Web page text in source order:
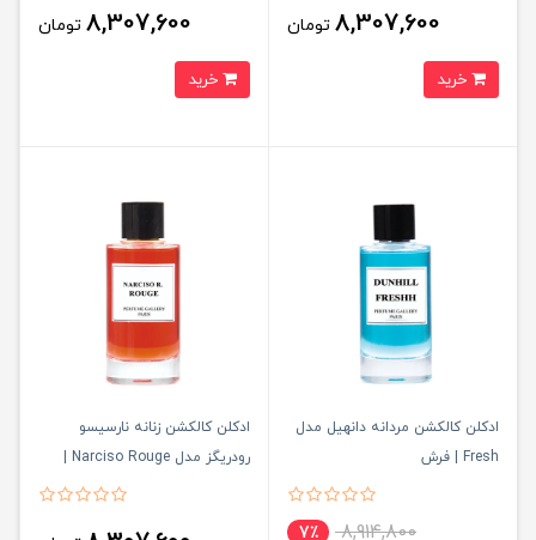
8,307,600 تومان 8,307,600 تومان
ادکلن کالکشن مردانه دانهیل مدل
Fresh | فرش
8,914,800 7٪
ادکلن کالکشن زنانه نارسیسو
رودریگز مدل Narciso Rouge |